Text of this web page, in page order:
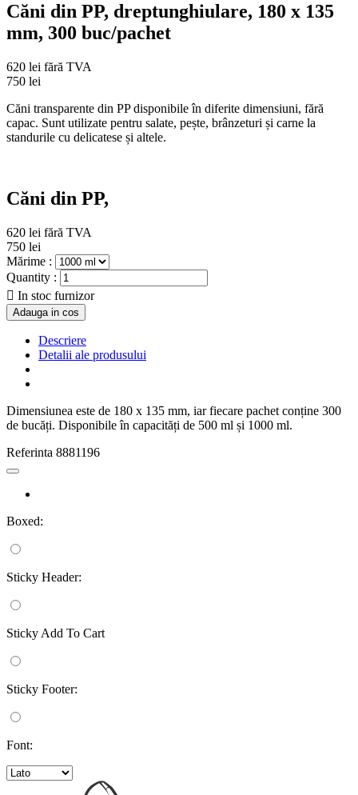
Căni din PP, dreptunghiulare, 180 x 135
mm, 300 buc/pachet
620 lei fără TVA
750 lei
Căni transparente din PP disponibile în diferite dimensiuni, fără
capac. Sunt utilizate pentru salate, pește, brânzeturi și carne la
standurile cu delicatese și altele.
Căni din PP,
620 lei fără TVA
750 lei
Mărime :
Quantity :
 In stoc furnizor
Adauga in cos
Descriere
Detalii ale produsului
Dimensiunea este de 180 x 135 mm, iar fiecare pachet conține 300
de bucăți. Disponibile în capacități de 500 ml și 1000 ml.
Referinta 8881196
Boxed:
Sticky Header:
Sticky Add To Cart
Sticky Footer:
Font: